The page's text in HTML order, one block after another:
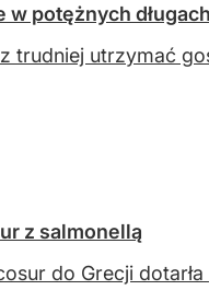
potężnych długach
trudniej utrzymać
z salmonellą
do Grecji